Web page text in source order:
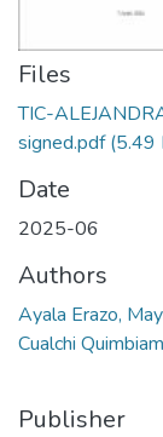
Files
TIC-
signed.pdf(5.49
Date
2025-06
Authors
Ayala Erazo,
Cualchi
Publisher